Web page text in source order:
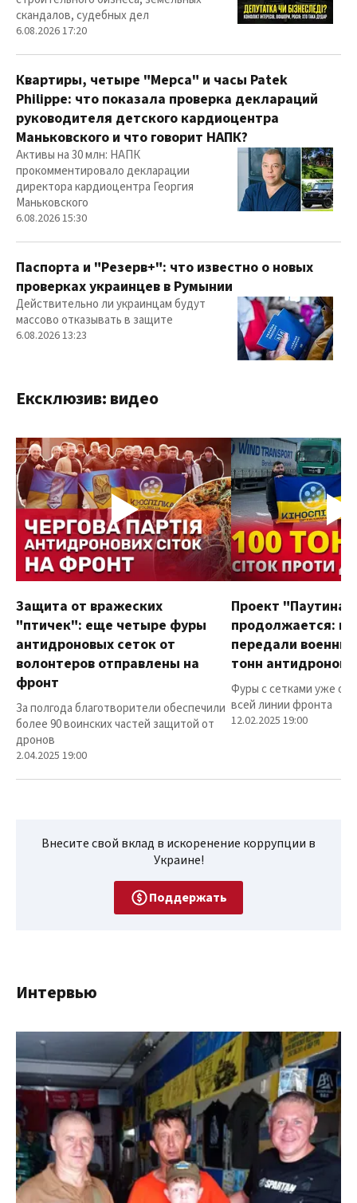
скандалов, судебных дел
6.08.2026 17:20
Квартиры, четыре "Мерса" и часы Patek
Philippe: что показала проверка деклараций
руководителя детского кардиоцентра
Маньковского и что говорит НАПК?
Активы на 30 млн: НАПК
прокомментировало декларации
директора кардиоцентра Георгия
Маньковского
6.08.2026 15:30
Паспорта и "Резерв+": что известно о новых
проверках украинцев в Румынии
Действительно ли украинцам будут
массово отказывать в защите
6.08.2026 13:23
Ексклюзив: видео
Защита от вражеских
"птичек": еще четыре фуры
антидроновых сеток от
волонтеров отправлены на
фронт
За полгода благотворители обеспечили
более 90 воинских частей защитой от
дронов
2.04.2025 19:00
Проект "Паутина"
продолжается:
передали
тонн
Фуры с сетками уже
всей линии фронта
12.02.2025 19:00
Внесите свой вклад в искоренение коррупции в
Украине!
Поддержать
Интервью